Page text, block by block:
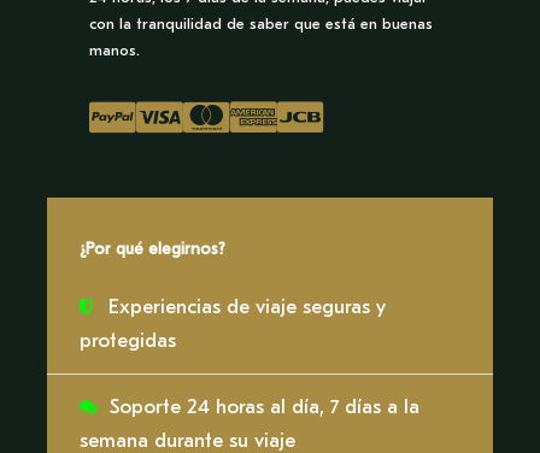
con la tranquilidad de saber que está en buenas
manos.
¿Por qué elegirnos?
Experiencias de viaje seguras y
protegidas
Soporte 24 horas al día, 7 días a la
semana durante su viaje
Día 1
Nos embarcaremos en un emocionante viaje a
una red de puentes colgantes y plataformas de